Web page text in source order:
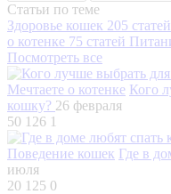
Статьи по теме
Здоровье кошек 205 статей
о котенке 75 статей
Посмотреть все
Мечтаете о котенке Кого
кошку? 26 февраля
50 126 1
Поведение кошек Где в
июля
20 125 0